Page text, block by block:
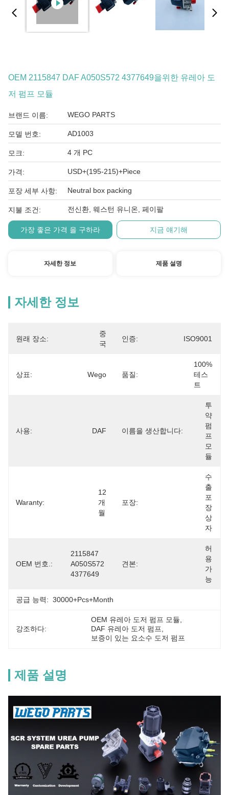
OEM 2115847 DAF A050S572 4377649을위한 유레아 도
저 펌프 모듈
브랜드 이름: WEGO PARTS
모델 번호: AD1003
모크: 4 개 PC
가격: USD+(195-215)+Piece
포장 세부 사항: Neutral box packing
지불 조건: 전신환, 웨스턴 유니온, 페이팔
가장 좋은 가격 을 구하라 지금 얘기해
자세한 정보 제품 설명
자세한 정보
원래 장소:
중
국
인증: ISO9001
상표: Wego 품질:
100%
테스
트
사용: DAF 이름을 생산합니다:
투
약
펌
프
모
듈
Waranty:
12
개
월
포장:
수
출
포
장
상
자
OEM 번호.:
2115847
A050S572
4377649
견본:
허
용
가
능
공급 능력: 30000+Pcs+Month
강조하다:
OEM 유레아 도저 펌프 모듈
DAF 유레아 도저 펌프
보증이 있는 요소수 도저 펌프
제품 설명